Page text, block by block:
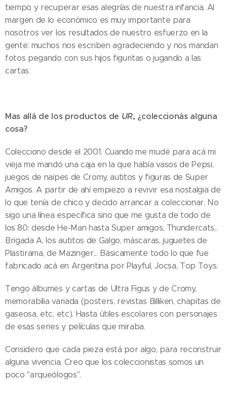
tiempo y recuperar esas alegrías de nuestra infancia. Al
margen de lo económico es muy importante para
nosotros ver los resultados de nuestro esfuerzo en la
gente: muchos nos escriben agradeciendo y nos mandan
fotos pegando con sus hijos figuritas o jugando a las
cartas.
Mas allá de los productos de UR, ¿coleccionás alguna
cosa?
Colecciono desde el 2001. Cuando me mudé para acá mi
vieja me mandó una caja en la que había vasos de Pepsi,
juegos de naipes de Cromy, autitos y figuras de Super
Amigos. A partir de ahí empiezo a revivir esa nostalgia de
lo que tenía de chico y decido arrancar a coleccionar. No
sigo una línea específica sino que me gusta de todo de
los ´80: desde He-Man hasta Super amigos, Thundercats,.
Brigada A, los autitos de Galgo, máscaras, juguetes de
Plastirama, de Mazinger... Básicamente todo lo que fue
fabricado acá en Argentina por Playful, Jocsa, Top Toys.
Tengo álbumes y cartas de Ultra Figus y de Cromy,
memorabilia variada (posters, revistas Billiken, chapitas de
gaseosa, etc, etc). Hasta útiles escolares con personajes
de esas series y películas que miraba.
Considero que cada pieza está por algo, para reconstruir
alguna vivencia. Creo que los coleccionistas somos un
poco "arqueólogos".